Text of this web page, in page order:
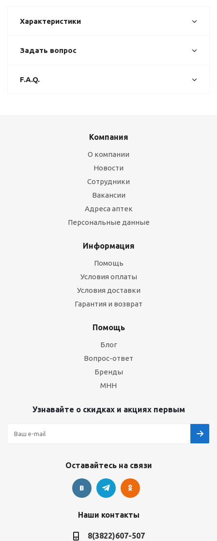
Характеристики
Задать вопрос
F.A.Q.
Компания
О компании
Новости
Сотрудники
Вакансии
Адреса аптек
Персональные данные
Информация
Помощь
Условия оплаты
Условия доставки
Гарантия и возврат
Помощь
Блог
Вопрос-ответ
Бренды
МНН
Узнавайте о скидках и акциях первым
Оставайтесь на связи
Наши контакты
8(3822)607-507